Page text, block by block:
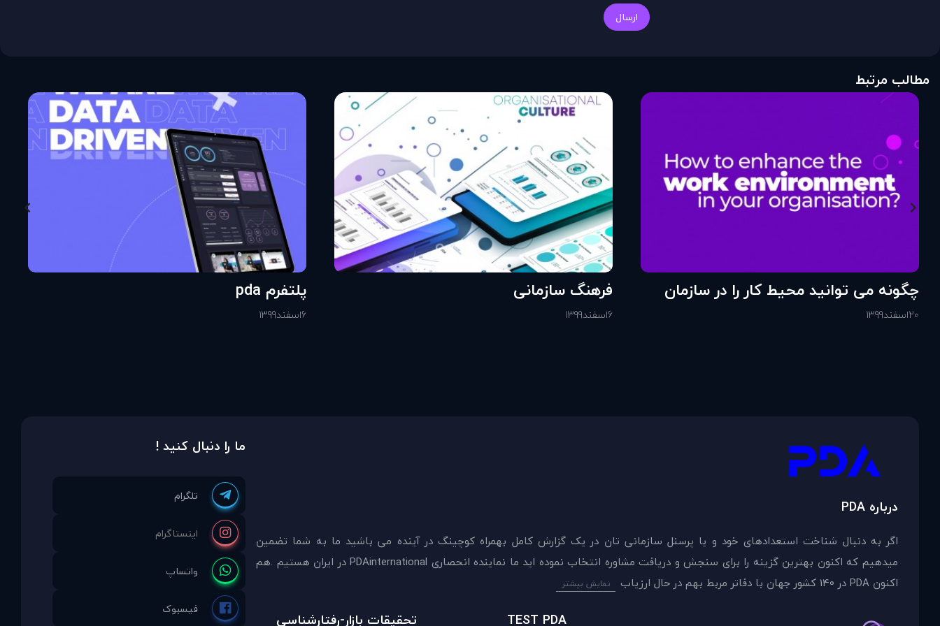
ارسال
مطالب مرتبط
چگونه می توانید محیط کار را در سازمان
خود تقویت کنید؟
20اسفند1399
فرهنگ سازمانی
6اسفند1399
پلتفرم pda
6اسفند1399
درباره PDA
اگر به دنبال شناخت استعدادهای خود و یا پرسنل سازمانی تان در يک گزارش کامل بهمراه کوچینگ در آینده می باشید ما به شما تضمين
ميدهيم که اکنون بهترين گزينه را برای سنجش و دريافت مشاوره انتخاب نموده ايد ما نماینده انحصاری PDAinternational در ایران هستیم .هم
اکنون PDA در 140 کشور جهان با دفاتر مربط بهم در حال ارزیاب
نمایش بیشتر
TEST PDA تحقیقات بازار-رفتارشناسی
ما را دنبال کنید !